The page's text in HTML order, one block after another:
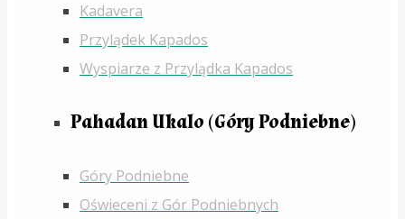
Kadavera
Przylądek Kapados
Wyspiarze z Przylądka Kapados
Pahadan Ukalo (Góry Podniebne)
Góry Podniebne
Oświeceni z Gór Podniebnych